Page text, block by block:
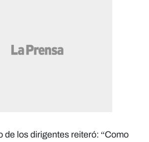
de los dirigentes reiteró: “Como